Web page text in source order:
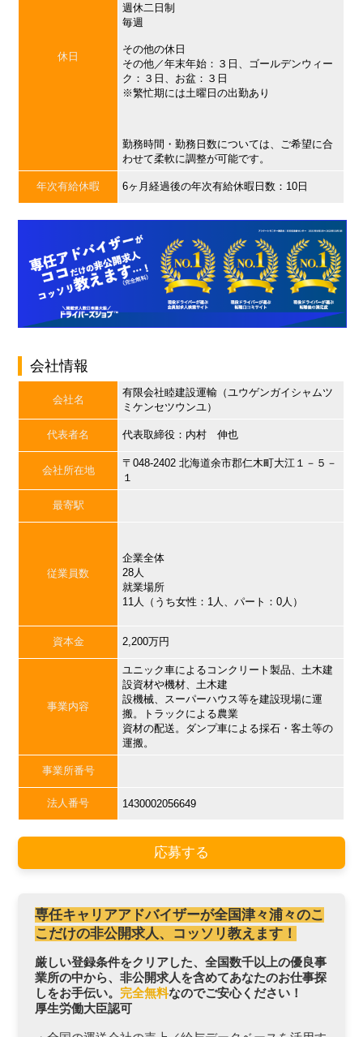
休日
週休二日制
毎週
その他の休日
その他／年末年始：３日、ゴールデンウィー
ク：３日、お盆：３日
※繁忙期には土曜日の出勤あり
勤務時間・勤務日数については、ご希望に合
わせて柔軟に調整が可能です。
年次有給休暇 6ヶ月経過後の年次有給休暇日数：10日
会社情報
会社名
有限会社睦建設運輸（ユウゲンガイシャムツ
ミケンセツウンユ）
代表者名 代表取締役：内村 伸也
会社所在地
〒048-2402 北海道余市郡仁木町大江１－５－
１
最寄駅
従業員数
企業全体
28人
就業場所
11人（うち女性：1人、パート：0人）
資本金 2,200万円
事業内容
ユニック車によるコンクリート製品、土木建
設資材や機材、土木建
設機械、スーパーハウス等を建設現場に運
搬。トラックによる農業
資材の配送。ダンプ車による採石・客土等の
運搬。
事業所番号
法人番号 1430002056649
応募する
専任キャリアアドバイザーが全国津々浦々のこ
こだけの非公開求人、コッソリ教えます！
厳しい登録条件をクリアした、全国数千以上の優良事
業所の中から、非公開求人を含めてあなたのお仕事探
しをお手伝い。 完全無料なのでご安心ください！
厚生労働大臣認可